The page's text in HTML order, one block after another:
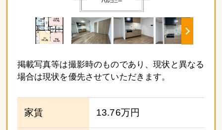
掲載写真等は撮影時のものであり、現状と異なる
場合は現状を優先させていただきます。
家賃 13.76万円